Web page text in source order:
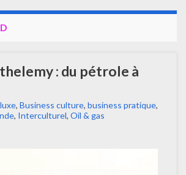
: du pétrole à
, Business culture, business pratique,
, Interculturel, Oil & gas